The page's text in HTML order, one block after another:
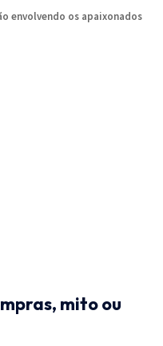
envolvendo os apaixonados
mito ou